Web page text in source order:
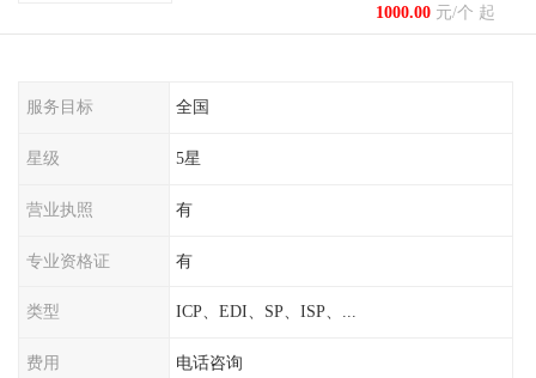
1000.00元/个 起
服务目标 全国
星级 5星
营业执照 有
专业资格证 有
类型 ICP、EDI、SP、ISP、...
费用 电话咨询